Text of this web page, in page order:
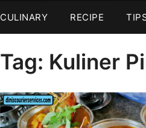
CULINARY RECIPE
Tag: Kuliner